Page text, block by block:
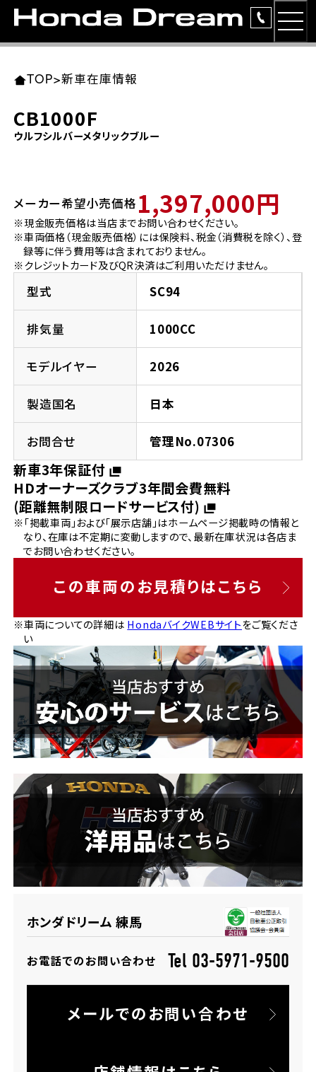
ラインアップ
レンタルバイク
洋用品
イベント
法人向けサービス
お問い合わせ
TOP>新車在庫情報
CB1000F
ウルフシルバーメタリックブルー
メーカー希望小売価格 1,397,000円
※現金販売価格は当店までお問い合わせください。
※車両価格（現金販売価格）には保険料、税金（消費税を除く）、登
録等に伴う費用等は含まれておりません。
※クレジットカード及びQR決済はご利用いただけません。
型式 SC94
排気量 1000CC
モデルイヤー 2026
製造国名 日本
お問合せ 管理No.07306
新車3年保証付
HDオーナーズクラブ3年間会費無料
(距離無制限ロードサービス付)
※「掲載車両」および「展示店舗」はホームページ掲載時の情報と
なり、在庫は不定期に変動しますので、最新在庫状況は各店ま
でお問い合わせください。
この車両のお見積りはこちら
※車両についての詳細は HondaバイクWEBサイトをご覧くださ
い
ホンダドリーム 練馬
お電話でのお問い合わせ Tel 03-5971-9500
メールでのお問い合わせ
東北エリア 店舗一覧
岩手県
宮城県
ホンダドリーム 仙台泉
ホンダドリーム 宮城岩沼
福島県
ホンダドリーム 郡山
関東エリア 店舗一覧
東京都
ホンダドリーム 西東京
ホンダドリーム 練馬
ホンダドリーム 板橋
ホンダドリーム 葛飾
ホンダドリーム 大田
ホンダドリーム 立川
神奈川県
ホンダドリーム 磯子
ホンダドリーム 横浜都筑
ホンダドリーム 横浜緑
千葉県
ホンダドリーム 船橋
ホンダドリーム 松戸
ホンダドリーム 蘇我
埼玉県
ホンダドリーム 所沢
ホンダドリーム 大宮
中部エリア 店舗一覧
愛知県
ホンダドリーム 名古屋南
ホンダドリーム 小牧
ホンダドリーム 名古屋東
ホンダドリーム 一宮
ホンダドリーム 豊橋
ホンダドリーム 名古屋上小田井
岐阜県
ホンダドリーム 岐阜
近畿エリア 店舗一覧
大阪府
ホンダドリーム 箕面
ホンダドリーム 藤井寺
ホンダドリーム 東淀川
ホンダドリーム 豊中
京都府
ホンダドリーム 京都伏見
ホンダドリーム 京都北山
兵庫県
ホンダドリーム 神戸灘
ホンダドリーム 尼崎
ホンダドリーム 姫路
ホンダドリーム 西宮甲子園
奈良県
ホンダドリーム 奈良
中国・四国エリア 店舗一覧
岡山県
広島県
ホンダドリーム 広島
ホンダドリーム 福山
徳島県
ホンダドリーム 徳島
香川県
ホンダドリーム 高松
高知県
九州エリア 店舗一覧
福岡県
ホンダドリーム 福岡東
ホンダドリーム 久留米
ホンダドリーム 福岡春日
ホンダドリーム 福岡西
熊本県
ホンダドリーム 熊本